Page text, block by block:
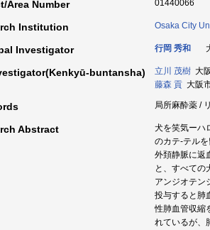
Area Number 01440066
Institution Osaka City
Investigator 行岡 秀和
buntansha) 立川 茂樹 大
藤森 貢 大阪
局所麻酔薬 /
Abstract
犬を笑気ーハ
のカテ-テル
外頚静脈に返
と、すべての
アンジオテン
投与すると肺
性肺血管収縮
れているが、